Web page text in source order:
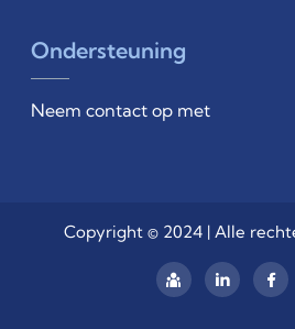
Ondersteuning
Neem contact op met
Copyright © 2024 | Alle